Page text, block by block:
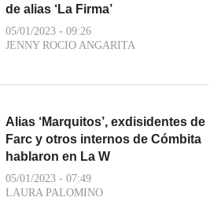
de alias ‘La Firma’
05/01/2023 - 09:26
JENNY ROCIO ANGARITA
Alias ‘Marquitos’, exdisidentes de
Farc y otros internos de Cómbita
hablaron en La W
05/01/2023 - 07:49
LAURA PALOMINO